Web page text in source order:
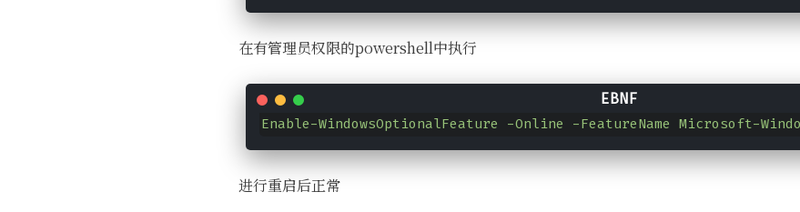
在有管理员权限的powershell中执行
Enable-WindowsOptionalFeature -Online -FeatureName Microsoft-
进行重启后正常